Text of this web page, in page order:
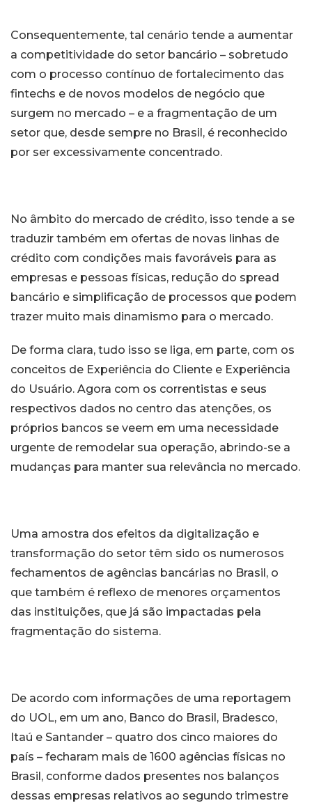
Consequentemente, tal cenário tende a aumentar
a competitividade do setor bancário – sobretudo
com o processo contínuo de fortalecimento das
fintechs e de novos modelos de negócio que
surgem no mercado – e a fragmentação de um
setor que, desde sempre no Brasil, é reconhecido
por ser excessivamente concentrado.
No âmbito do mercado de crédito, isso tende a se
traduzir também em ofertas de novas linhas de
crédito com condições mais favoráveis para as
empresas e pessoas físicas, redução do spread
bancário e simplificação de processos que podem
trazer muito mais dinamismo para o mercado.
De forma clara, tudo isso se liga, em parte, com os
conceitos de Experiência do Cliente e Experiência
do Usuário. Agora com os correntistas e seus
respectivos dados no centro das atenções, os
próprios bancos se veem em uma necessidade
urgente de remodelar sua operação, abrindo-se a
mudanças para manter sua relevância no mercado.
Uma amostra dos efeitos da digitalização e
transformação do setor têm sido os numerosos
fechamentos de agências bancárias no Brasil, o
que também é reflexo de menores orçamentos
das instituições, que já são impactadas pela
fragmentação do sistema.
De acordo com informações de uma reportagem
do UOL, em um ano, Banco do Brasil, Bradesco,
Itaú e Santander – quatro dos cinco maiores do
país – fecharam mais de 1600 agências físicas no
Brasil, conforme dados presentes nos balanços
dessas empresas relativos ao segundo trimestre